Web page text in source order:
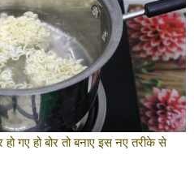
हो गए हो बोर तो बनाए इस नए तरीके से